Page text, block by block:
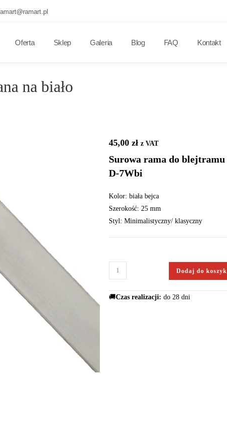
Oferta Sklep Galeria Blog FAQ Kontakt
na biało
45,00 zł z VAT
Surowa rama do blejtramu
D-7Wbi
Kolor: biała bejca
Szerokość: 25 mm
Styl: Minimalistyczny/ klasyczny
Dodaj do
🚚Czas realizacji: do 28 dni